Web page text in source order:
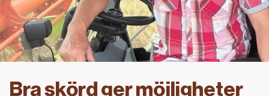
Bra skörd ger möjligheter